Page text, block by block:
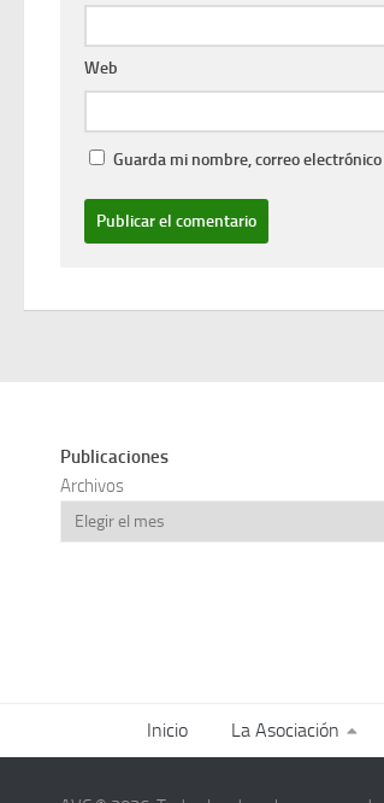
Web
Guarda mi nombre, correo
Publicaciones
Archivos
Inicio La Asociación